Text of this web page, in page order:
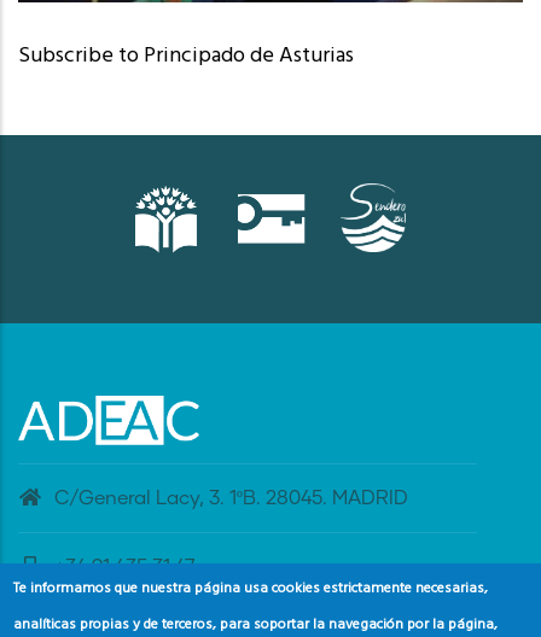
Subscribe to Principado de Asturias
C/General Lacy, 3. 1ºB. 28045. MADRID
+34 91 435 31 47
Te informamos que nuestra página usa cookies estrictamente necesarias,
analíticas propias y de terceros, para soportar la navegación por la página,